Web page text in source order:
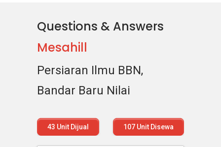
Questions & Answers
Mesahill
Persiaran Ilmu BBN,
Bandar Baru Nilai
43 Unit Dijual 107 Unit Disewa